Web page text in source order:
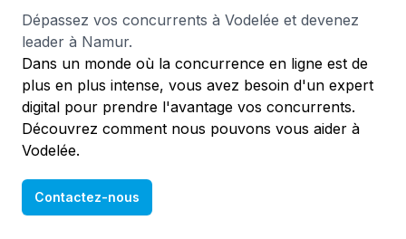
Dépassez vos concurrents à Vodelée et devenez
leader à Namur.
Dans un monde où la concurrence en ligne est de
plus en plus intense, vous avez besoin d'un expert
digital pour prendre l'avantage vos concurrents.
Découvrez comment nous pouvons vous aider à
Vodelée.
Contactez-nous